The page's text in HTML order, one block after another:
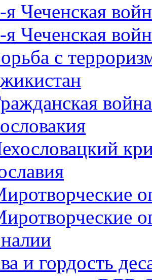
я Чеченская
я Чеченская
с
и гордость